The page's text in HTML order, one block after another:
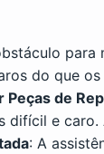
do que os
de
difícil e
: A